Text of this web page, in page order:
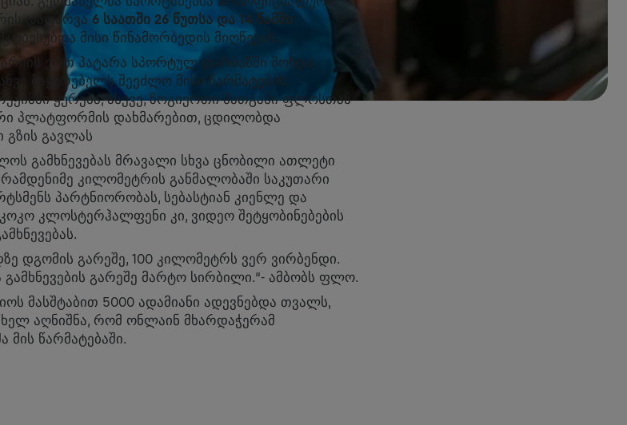
დაფარვა 6 საათში 26 წუთსა და 14 წამში
მისი წინამორბედის მიღწევას.
ერთ პატარა სპორტულ დარბაზში მოხდა.
მაყურებელს შეეძლო მისი წარმატების
ყურება, ასევე, ზოგიერთი მათგანი ფლოსთან
პლატფორმის დახმარებით, ცდილობდა
გზის გავლას
გამხნევებას მრავალი სხვა ცნობილი ათლეტი
კილომეტრის განმალობაში საკუთარი
პარტნიორობას, სებასტიან კიენლე და
კლოსტერჰალფენი კი, ვიდეო შეტყობინებების
დგომის გარეშე, 100 კილომეტრს ვერ ვირბენდი.
გარეშე მარტო სირბილი.“- ამბობს ფლო.
მასშტაბით 5000 ადამიანი ადევნებდა თვალს,
აღნიშნა, რომ ონლაინ მხარდაჭერამ
მის წარმატებაში.